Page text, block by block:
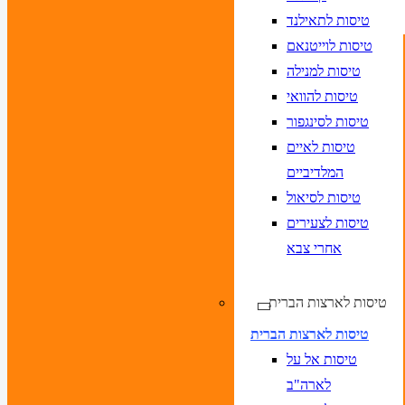
טיסות לתאילנד
טיסות לוייטנאם
טיסות למנילה
טיסות להוואי
טיסות לסינגפור
טיסות לאיים
המלדיביים
טיסות לסיאול
טיסות לצעירים
אחרי צבא
טיסות לארצות הברית
טיסות לארצות הברית
טיסות אל על
לארה"ב